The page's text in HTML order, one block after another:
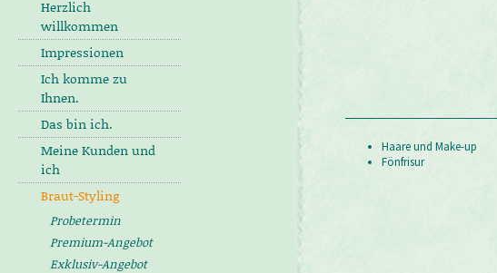
Herzlich
willkommen
Impressionen
Ich komme zu
Ihnen.
Das bin ich.
Meine Kunden und
ich
Braut-Styling
Probetermin
Premium-Angebot
Exklusiv-Angebot
Haare und Make-up
Fönfrisur